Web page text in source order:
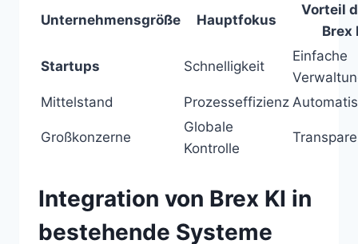
Unternehmensgröße Hauptfokus
Vorteil
Brex
Startups Schnelligkeit
Einfache
Mittelstand
Prozesseffizienz
Großkonzerne
Globale
Kontrolle
Integration von Brex KI in
bestehende Systeme